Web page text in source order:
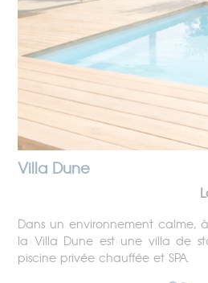
Villa Dune
Dans un environnement calme,
la Villa Dune est une villa de
piscine privée chauffée et SPA.